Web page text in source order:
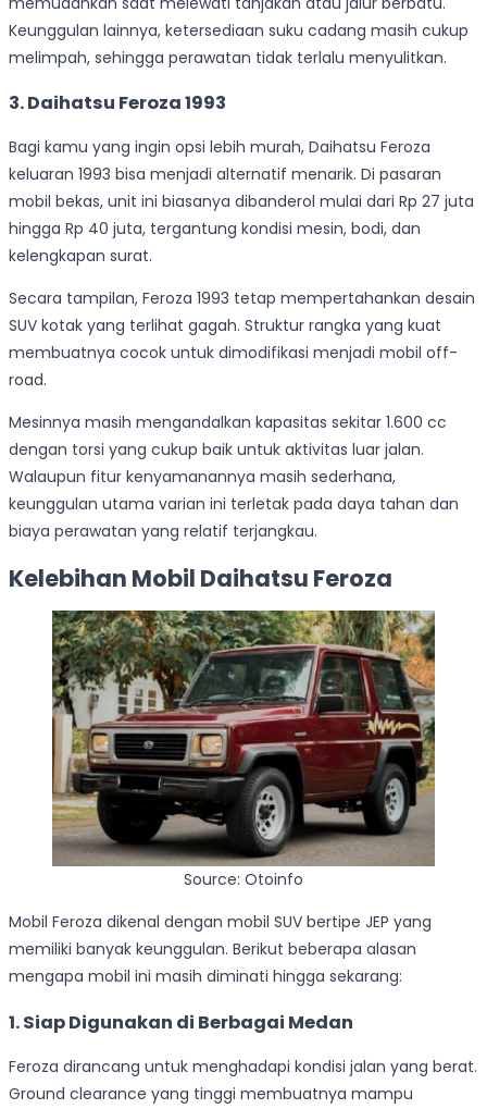
Keunggulan lainnya, ketersediaan suku cadang masih cukup
melimpah, sehingga perawatan tidak terlalu menyulitkan.
3. Daihatsu Feroza 1993
Bagi kamu yang ingin opsi lebih murah, Daihatsu Feroza
keluaran 1993 bisa menjadi alternatif menarik. Di pasaran
mobil bekas, unit ini biasanya dibanderol mulai dari Rp 27 juta
hingga Rp 40 juta, tergantung kondisi mesin, bodi, dan
kelengkapan surat.
Secara tampilan, Feroza 1993 tetap mempertahankan desain
SUV kotak yang terlihat gagah. Struktur rangka yang kuat
membuatnya cocok untuk dimodifikasi menjadi mobil off-
road.
Mesinnya masih mengandalkan kapasitas sekitar 1.600 cc
dengan torsi yang cukup baik untuk aktivitas luar jalan.
Walaupun fitur kenyamanannya masih sederhana,
keunggulan utama varian ini terletak pada daya tahan dan
biaya perawatan yang relatif terjangkau.
Kelebihan Mobil Daihatsu Feroza
Source: Otoinfo
Mobil Feroza dikenal dengan mobil SUV bertipe JEP yang
memiliki banyak keunggulan. Berikut beberapa alasan
mengapa mobil ini masih diminati hingga sekarang:
1. Siap Digunakan di Berbagai Medan
Feroza dirancang untuk menghadapi kondisi jalan yang berat.
Ground clearance yang tinggi membuatnya mampu